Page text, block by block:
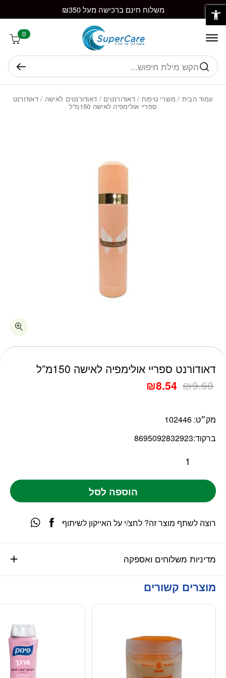
Skip to Content משלוח חינם ברכישה מעל ₪350
0
חיפוש
עמוד הבית / מוצרי טיפוח /דאודורנטים / דאודורנטים לאישה / דאודורנט
ספריי אולימפיה לאישה 150מ”ל
דאודורנט ספריי אולימפיה לאישה 150מ”ל
₪9.60
₪8.54
מק״ט: 102446
ברקוד:8695092832923
כמות דאודורנט ספריי אולימפיה לאישה 150מ"ל
הוספה לסל
מדיניות משלוחים ואספקה
רוצה לשתף מוצר זה? לחצ/י על האייקון לשיתוף
מוצרים קשורים
בחזרה למעלה
פתח סרגל נגישות